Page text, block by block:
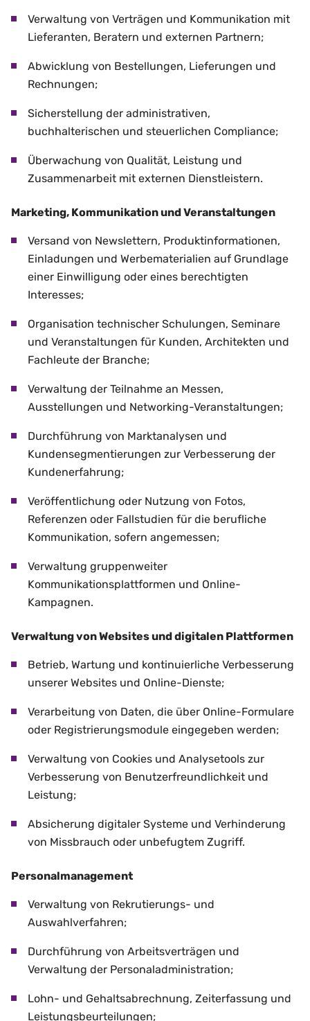
Verwaltung von Verträgen und Kommunikation mit
Lieferanten, Beratern und externen Partnern;
Abwicklung von Bestellungen, Lieferungen und
Rechnungen;
Sicherstellung der administrativen,
buchhalterischen und steuerlichen Compliance;
Überwachung von Qualität, Leistung und
Zusammenarbeit mit externen Dienstleistern.
Marketing, Kommunikation und Veranstaltungen
Versand von Newslettern, Produktinformationen,
Einladungen und Werbematerialien auf Grundlage
einer Einwilligung oder eines berechtigten
Interesses;
Organisation technischer Schulungen, Seminare
und Veranstaltungen für Kunden, Architekten und
Fachleute der Branche;
Verwaltung der Teilnahme an Messen,
Ausstellungen und Networking-Veranstaltungen;
Durchführung von Marktanalysen und
Kundensegmentierungen zur Verbesserung der
Kundenerfahrung;
Veröffentlichung oder Nutzung von Fotos,
Referenzen oder Fallstudien für die berufliche
Kommunikation, sofern angemessen;
Verwaltung gruppenweiter
Kommunikationsplattformen und Online-
Kampagnen.
Verwaltung von Websites und digitalen Plattformen
Betrieb, Wartung und kontinuierliche Verbesserung
unserer Websites und Online-Dienste;
Verarbeitung von Daten, die über Online-Formulare
oder Registrierungsmodule eingegeben werden;
Verwaltung von Cookies und Analysetools zur
Verbesserung von Benutzerfreundlichkeit und
Leistung;
Absicherung digitaler Systeme und Verhinderung
von Missbrauch oder unbefugtem Zugriff.
Personalmanagement
Verwaltung von Rekrutierungs- und
Auswahlverfahren;
Durchführung von Arbeitsverträgen und
Verwaltung der Personaladministration;
Lohn- und Gehaltsabrechnung, Zeiterfassung und
Leistungsbeurteilungen;